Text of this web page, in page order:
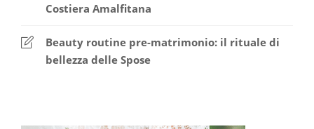
Costiera Amalfitana
Beauty routine pre-matrimonio: il rituale di
bellezza delle Spose